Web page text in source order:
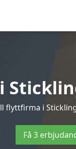
flyttfirma i
Få 3